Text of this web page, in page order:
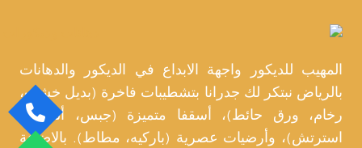
المهيب للديكور واجهة الابداع في الديكور والدهانات
بالرياض نبتكر لك جدرانا بتشطيبات فاخرة (بديل خشب،
رخام، ورق حائط)، أسقفا متميزة (جبس، ألمنيوم،
استرتش)، وأرضيات عصرية (باركيه، مطاط). بالاضافة